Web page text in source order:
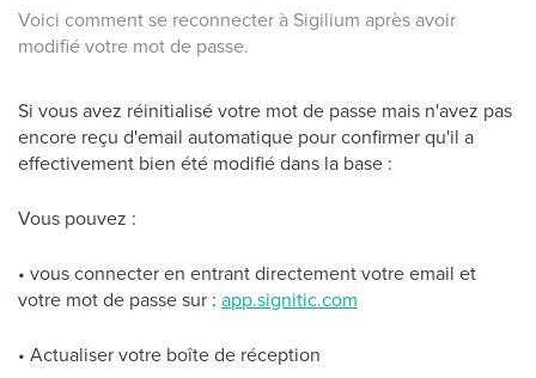
Voici comment se reconnecter à Sigilium après avoir
modifié votre mot de passe.
Si vous avez réinitialisé votre mot de passe mais n'avez pas
encore reçu d'email automatique pour confirmer qu'il a
effectivement bien été modifié dans la base :
Vous pouvez :
• vous connecter en entrant directement votre email et
votre mot de passe sur : app.signitic.com
• Actualiser votre boîte de réception